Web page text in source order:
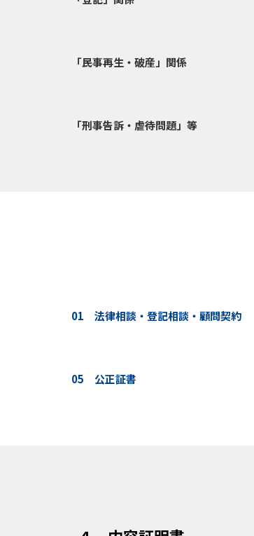
「民事再生・破産」関係
「刑事告訴・虐待問題」等
01 法律相談・登記相談・顧問契約
05 公正証書